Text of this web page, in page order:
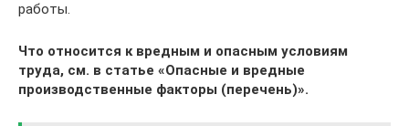
работы.
Что относится к вредным и опасным условиям
труда, см. в статье «Опасные и вредные
производственные факторы (перечень)».